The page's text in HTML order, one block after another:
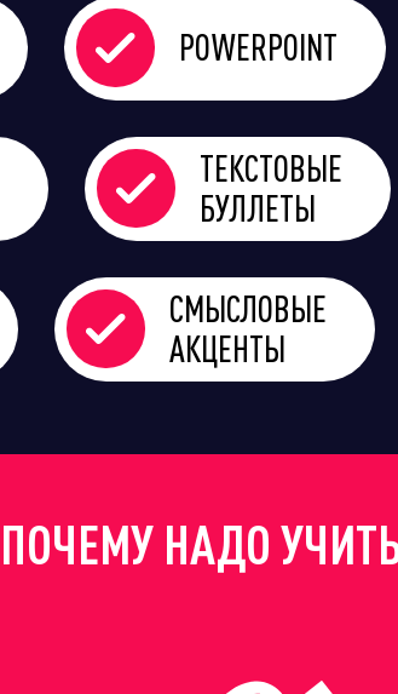
POWERPOINT
ТЕКСТОВЫЕ
БУЛЛЕТЫ
СМЫСЛОВЫЕ
АКЦЕНТЫ
ПОЧЕМУ НАДО